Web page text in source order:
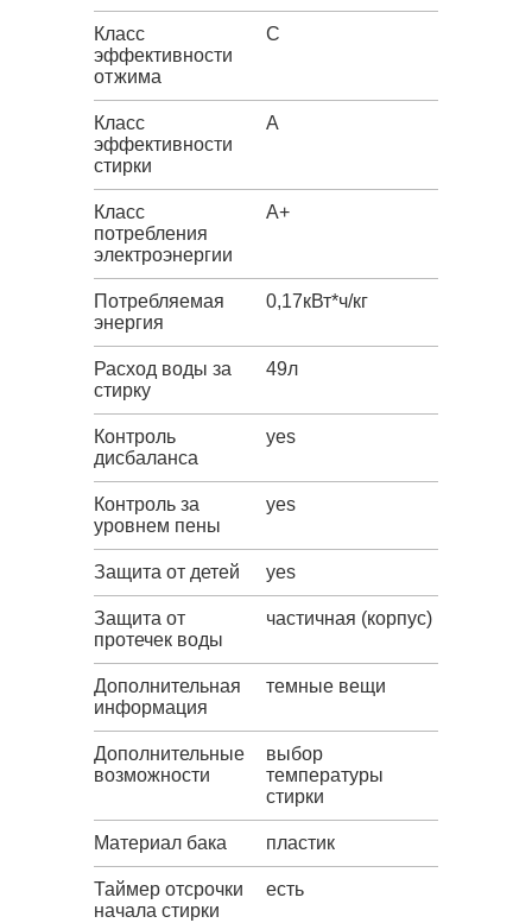
Класс
эффективности
отжима
C
Класс
эффективности
стирки
A
Класс
потребления
электроэнергии
A+
Потребляемая
энергия
0,17кВт*ч/кг
Расход воды за
стирку
49л
Контроль
дисбаланса
yes
Контроль за
уровнем пены
yes
Защита от детей yes
Защита от
протечек воды
частичная (корпус)
Дополнительная
информация
темные вещи
Дополнительные
возможности
выбор
температуры
стирки
Материал бака пластик
Таймер отсрочки
начала стирки
есть